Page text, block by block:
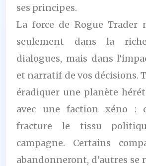
ses principes.
La force de Rogue Trader
seulement dans la
dialogues, mais dans
et narratif de vos décisions.
éradiquer une planète
avec une faction xéno :
fracture le tissu
campagne. Certains
abandonneront, d’autres se